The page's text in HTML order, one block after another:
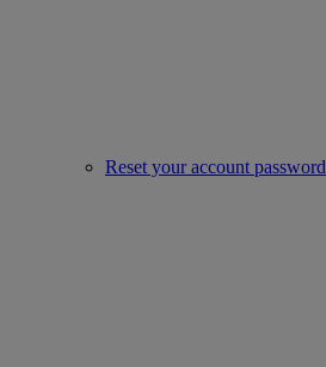
Reset your account password